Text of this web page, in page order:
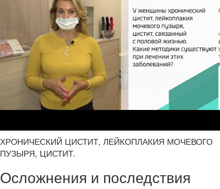
ХРОНИЧЕСКИЙ ЦИСТИТ, ЛЕЙКОПЛАКИЯ МОЧЕВОГО
ПУЗЫРЯ, ЦИСТИТ.
Осложнения и последствия